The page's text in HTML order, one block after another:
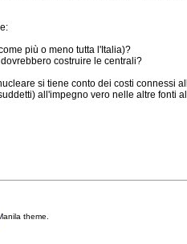
più o meno tutta l'Italia)?
costruire le centrali?
si tiene conto dei costi connessi
all'impegno vero nelle altre fonti
theme.